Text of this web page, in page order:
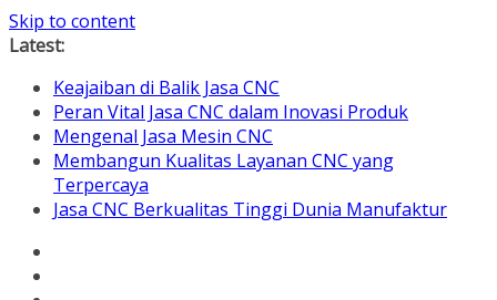
Skip to content
Latest:
Keajaiban di Balik Jasa CNC
Peran Vital Jasa CNC dalam Inovasi Produk
Mengenal Jasa Mesin CNC
Membangun Kualitas Layanan CNC yang
Terpercaya
Jasa CNC Berkualitas Tinggi Dunia Manufaktur